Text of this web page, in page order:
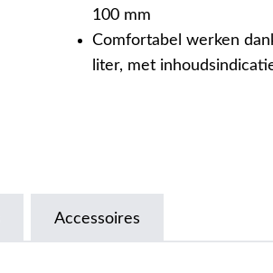
100 mm
Comfortabel werken
liter, met
Accessoires